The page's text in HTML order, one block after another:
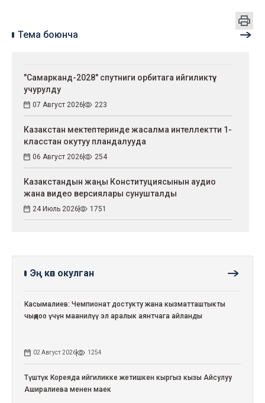
Тема боюнча
"Самарканд-2028" спутниги орбитага ийгиликтүү
учурулду
07 Август 2026 223
Казакстан мектептеринде жасалма интеллектти 1-
класстан окутуу пландалууда
06 Август 2026 254
Казакстандын жаңы Конституциясынын аудио
жана видео версиялары сунушталды
24 Июль 2026 1751
Эң көп окулган
Касымалиев: Чемпионат достукту жана кызматташтыкты
чыңдоо үчүн маанилүү эл аралык аянтчага айланды
02 Август 2026 1254
Түштүк Кореяда ийгиликке жетишкен кыргыз кызы Айсулуу
Аширалиева менен маек